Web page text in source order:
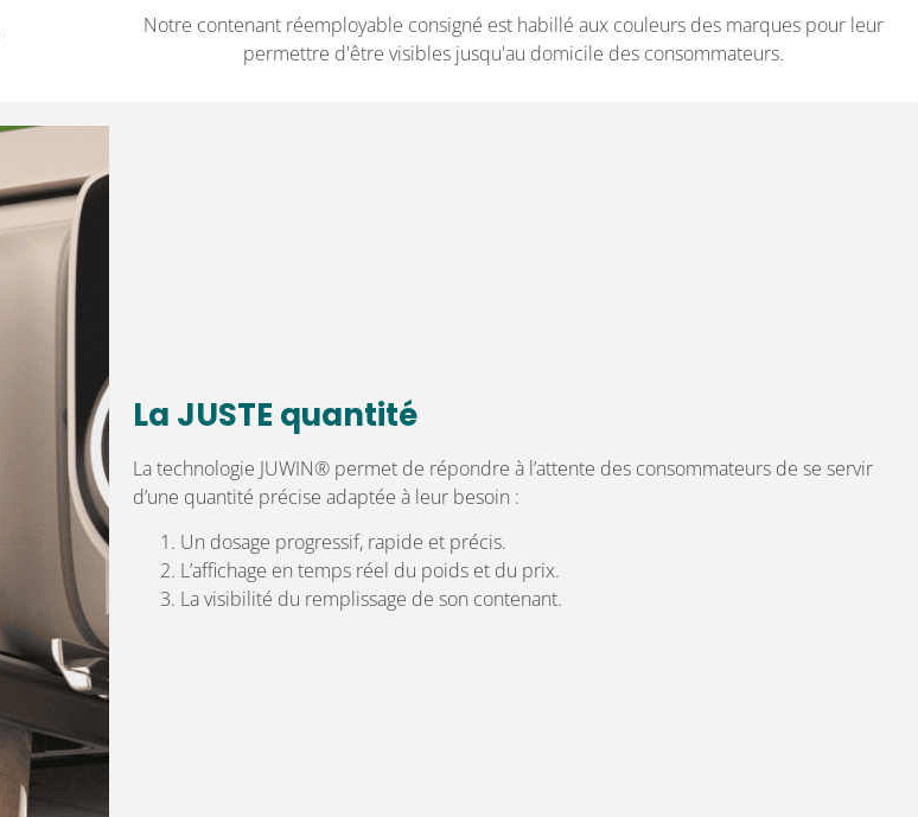
Notre contenant réemployable consigné est habillé aux couleurs des marques pour leur
permettre d'être visibles jusqu'au domicile des consommateurs.
La JUSTE quantité
La technologie JUWIN® permet de répondre à l’attente des consommateurs de se servir
d’une quantité précise adaptée à leur besoin :
Un dosage progressif, rapide et précis.
L’affichage en temps réel du poids et du prix.
La visibilité du remplissage de son contenant.